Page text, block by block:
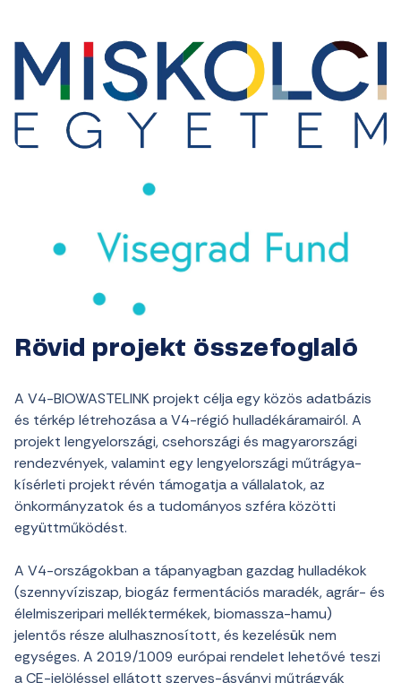
Rövid projekt összefoglaló
A V4-BIOWASTELINK projekt célja egy közös adatbázis
és térkép létrehozása a V4-régió hulladékáramairól. A
projekt lengyelországi, csehországi és magyarországi
rendezvények, valamint egy lengyelországi műtrágya-
kísérleti projekt révén támogatja a vállalatok, az
önkormányzatok és a tudományos szféra közötti
együttműködést.
A V4-országokban a tápanyagban gazdag hulladékok
(szennyvíziszap, biogáz fermentációs maradék, agrár- és
élelmiszeripari melléktermékek, biomassza-hamu)
jelentős része alulhasznosított, és kezelésük nem
egységes. A 2019/1009 európai rendelet lehetővé teszi
a CE-jelöléssel ellátott szerves-ásványi műtrágyák